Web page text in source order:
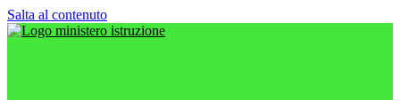
Salta al contenuto